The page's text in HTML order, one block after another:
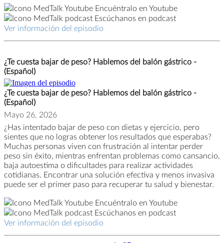
Encuéntralo en Youtube
Escúchanos en podcast
Ver información del episodio
¿Te cuesta bajar de peso? Hablemos del balón gástrico -
(Español)
¿Te cuesta bajar de peso? Hablemos del balón gástrico -
(Español)
Mayo 26, 2026
¿Has intentado bajar de peso con dietas y ejercicio, pero
sientes que no logras obtener los resultados que esperabas?
Muchas personas viven con frustración al intentar perder
peso sin éxito, mientras enfrentan problemas como cansancio,
baja autoestima o dificultades para realizar actividades
cotidianas. Encontrar una solución efectiva y menos invasiva
puede ser el primer paso para recuperar tu salud y bienestar.
Encuéntralo en Youtube
Escúchanos en podcast
Ver información del episodio